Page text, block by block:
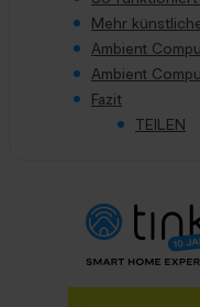
Mehr
Ambient
Ambient
Fazit
TEILEN